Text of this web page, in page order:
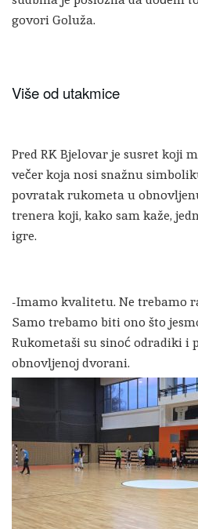
govori Goluža.
Više od utakmice
Pred RK Bjelovar je susret koji
večer koja nosi snažnu
povratak rukometa u
trenera koji, kako sam kaže,
igre.
-Imamo kvalitetu. Ne trebamo
Samo trebamo biti ono što
Rukometaši su sinoć odradiki i
obnovljenoj dvorani.